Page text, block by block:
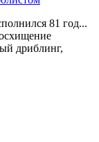
81 год...
дриблинг,